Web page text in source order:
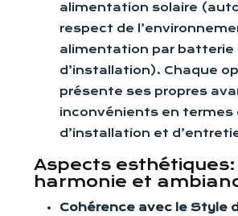
alimentation solaire
respect de
alimentation par batterie
d’installation). Chaque
présente ses propres
inconvénients en termes
d’installation et
Aspects esthétiques:
harmonie et
Cohérence avec le Style